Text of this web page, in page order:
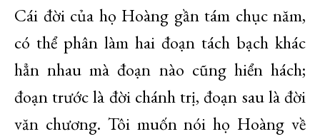
Cái đời của họ Hoàng gần tám chục năm,
có thể phân làm hai đoạn tách bạch khác
hẳn nhau mà đoạn nào cũng hiển hách;
đoạn trước là đời chánh trị, đoạn sau là đời
văn chương. Tôi muốn nói họ Hoàng về